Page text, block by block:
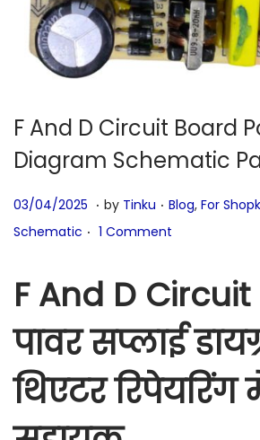
F And D Circuit Board
Diagram Schematic
P
o
t
e
d
o
n
03/04/2025
7
0
2
/
2
0
2
6
. by Tinku . P
o
t
e
d
i
n
Blog, For
Schematic . 1 Comment
F And D
पावर सप्लाई
थिएटर रिपेयरिंग